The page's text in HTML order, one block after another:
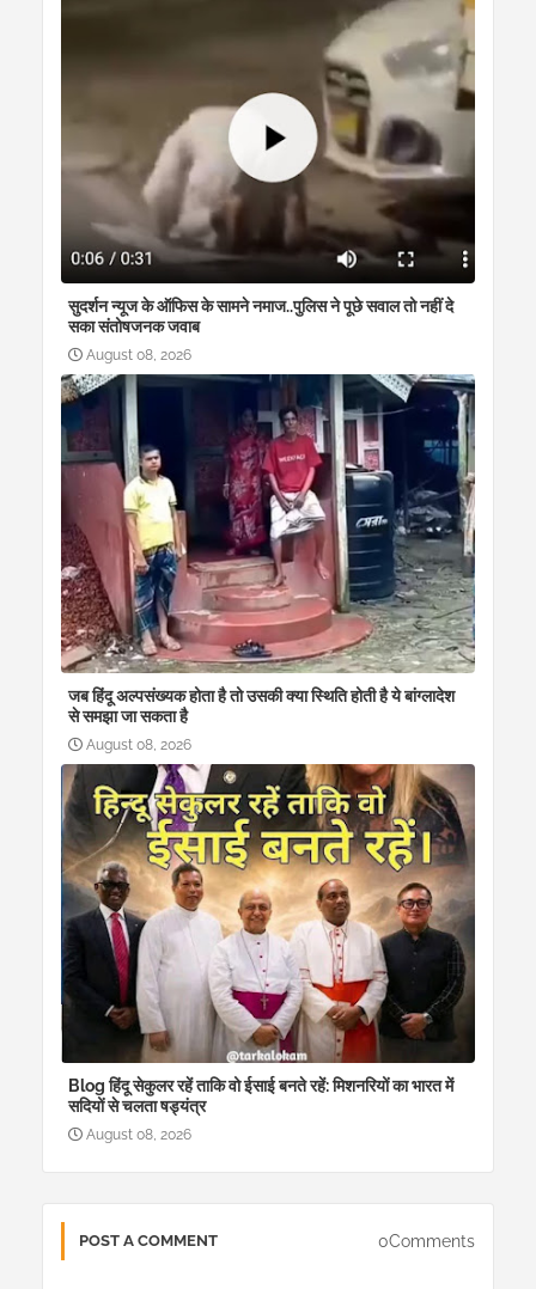
सुदर्शन न्यूज के ऑफिस के सामने नमाज..पुलिस ने पूछे सवाल तो नहीं दे
सका संतोषजनक जवाब
August 08, 2026
जब हिंदू अल्पसंख्यक होता है तो उसकी क्या स्थिति होती है ये बांग्लादेश
से समझा जा सकता है
August 08, 2026
Blog हिंदू सेकुलर रहें ताकि वो ईसाई बनते रहें: मिशनरियों का भारत में
सदियों से चलता षड्यंत्र
August 08, 2026
POST A COMMENT 0Comments